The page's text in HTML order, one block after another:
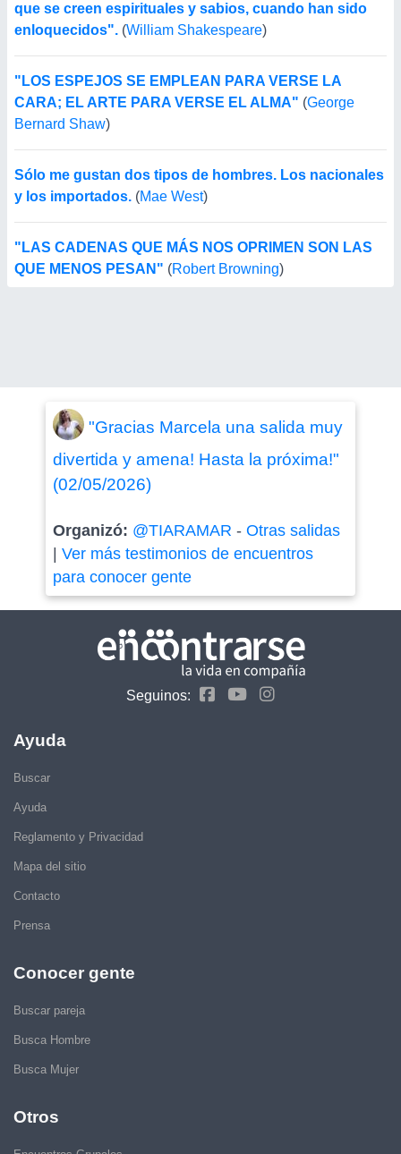
que se creen espirituales y sabios, cuando han sido
enloquecidos". (William Shakespeare)
"LOS ESPEJOS SE EMPLEAN PARA VERSE LA
CARA; EL ARTE PARA VERSE EL ALMA" (George
Bernard Shaw)
Sólo me gustan dos tipos de hombres. Los nacionales
y los importados. (Mae West)
"LAS CADENAS QUE MÁS NOS OPRIMEN SON LAS
QUE MENOS PESAN" (Robert Browning)
"Gracias Marcela una salida muy
divertida y amena! Hasta la próxima!"
(02/05/2026)
Organizó: @TIARAMAR - Otras salidas
Ver más testimonios de encuentros
para conocer gente
Seguinos:
Ayuda
Buscar
Ayuda
Reglamento y Privacidad
Mapa del sitio
Contacto
Prensa
Conocer gente
Buscar pareja
Busca Hombre
Busca Mujer
Otros